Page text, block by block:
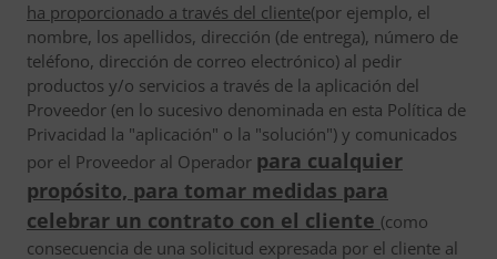
ha proporcionado a través del cliente(por ejemplo, el
nombre, los apellidos, dirección (de entrega), número de
teléfono, dirección de correo electrónico) al pedir
productos y/o servicios a través de la aplicación del
Proveedor (en lo sucesivo denominada en esta Política de
Privacidad la "aplicación" o la "solución") y comunicados
por el Proveedor al Operador para cualquier
propósito, para tomar medidas para
celebrar un contrato con el cliente (como
consecuencia de una solicitud expresada por el cliente al